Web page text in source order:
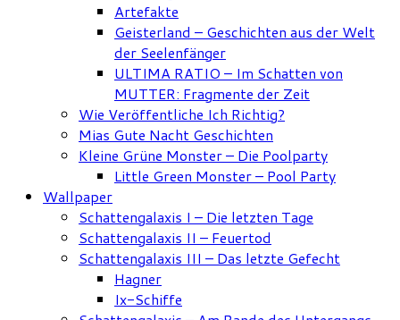
Artefakte
Geisterland – Geschichten aus der Welt
der Seelenfänger
ULTIMA RATIO – Im Schatten von
MUTTER: Fragmente der Zeit
Wie Veröffentliche Ich Richtig?
Mias Gute Nacht Geschichten
Kleine Grüne Monster – Die Poolparty
Little Green Monster – Pool Party
Wallpaper
Schattengalaxis I – Die letzten Tage
Schattengalaxis II – Feuertod
Schattengalaxis III – Das letzte Gefecht
Hagner
Ix-Schiffe